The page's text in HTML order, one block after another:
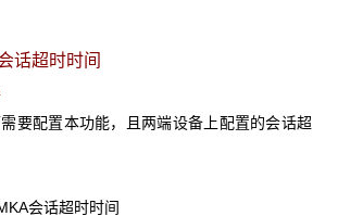
话超时时间
要配置本功能，且两端设备上配置的会话超
会话超时时间